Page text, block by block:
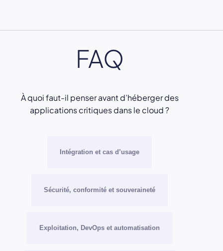
FAQ
À quoi faut-il penser avant d’héberger des
applications critiques dans le cloud ?
Intégration et cas d’usage
Sécurité, conformité et souveraineté
Exploitation, DevOps et automatisation